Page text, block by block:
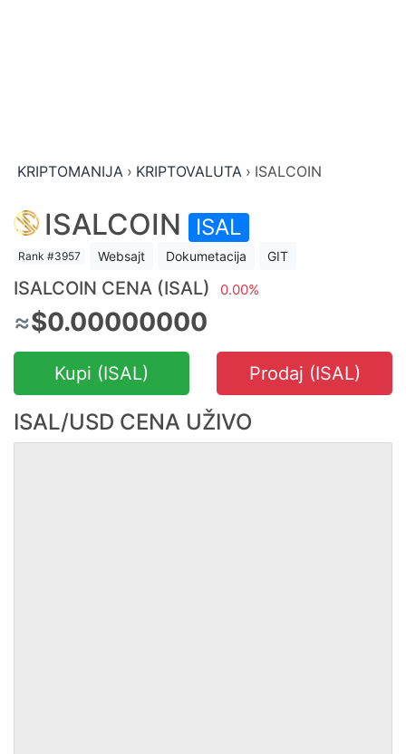
KRIPTOMANIJA › KRIPTOVALUTA › ISALCOIN
ISALCOIN ISAL
Rank #3957 Websajt Dokumetacija GIT
ISALCOIN CENA (ISAL) 0.00%
≈$0.00000000
Kupi (ISAL) Prodaj (ISAL)
ISAL/USD CENA UŽIVO